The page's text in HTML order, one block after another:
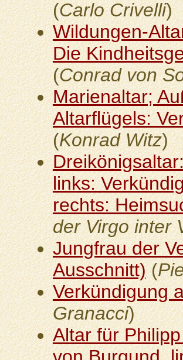
(Carlo Crivelli)
Wildungen-
Die
(Conrad von
Marienaltar;
Altarflügels:
(Konrad Witz)
links:
rechts:
der Virgo inter
Jungfrau der
Ausschnitt)(
Verkündigung
Granacci)
Altar für